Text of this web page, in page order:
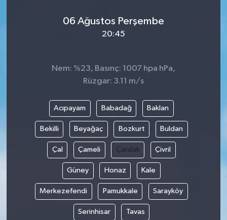
06 Ağustos Perşembe
20:45
Nem: %23, Basınç: 1007 hpa hPa,
Rüzgar: 3.11 m/s
Acıpayam Babadağ Baklan
Bekilli Beyağaç Bozkurt Buldan
Çal Çameli Çardak Çivril
Güney Honaz Kale
Merkezefendi Pamukkale Sarayköy
Serinhisar Tavas